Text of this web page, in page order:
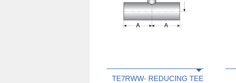
TE7RWW- REDUCING TEE